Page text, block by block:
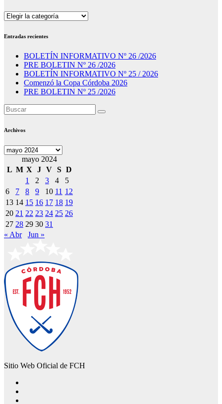
Secciones
Entradas recientes
BOLETÍN INFORMATIVO Nº 26 /2026
PRE BOLETIN Nº 26 /2026
BOLETÍN INFORMATIVO Nº 25 / 2026
Comenzó la Copa Córdoba 2026
PRE BOLETIN Nº 25 /2026
Archivos
Archivos
mayo 2024
L M X J V S D
1
2 3 4
5
6
7 8 9 10 11 12
13 14 15 16 17 18 19
20 21 22 23 24 25 26
27 28 29 30 31
« Abr
Jun »
Sitio Web Oficial de FCH